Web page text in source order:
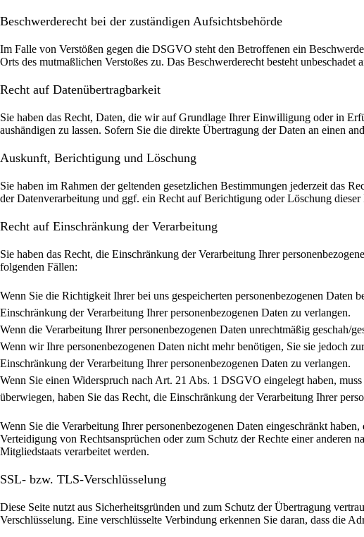
Beschwerde­recht bei der zuständigen Aufsichts­behörde
Im Falle von Verstößen gegen die DSGVO steht den Betroffenen ein
Orts des mutmaßlichen Verstoßes zu. Das Beschwerderecht besteht
Recht auf Daten­übertrag­barkeit
Sie haben das Recht, Daten, die wir auf Grundlage Ihrer Einwilligung oder in
aushändigen zu lassen. Sofern Sie die direkte Übertragung der Daten an einen
Auskunft, Berichtigung und Löschung
Sie haben im Rahmen der geltenden gesetzlichen Bestimmungen jederzeit das
der Datenverarbeitung und ggf. ein Recht auf Berichtigung oder Löschung
Recht auf Einschränkung der Verarbeitung
Sie haben das Recht, die Einschränkung der Verarbeitung Ihrer
folgenden Fällen:
Wenn Sie die Richtigkeit Ihrer bei uns gespeicherten personenbezogenen
Einschränkung der Verarbeitung Ihrer personenbezogenen Daten zu verlangen.
Wenn die Verarbeitung Ihrer personenbezogenen Daten unrechtmäßig geschah/
Wenn wir Ihre personenbezogenen Daten nicht mehr benötigen, Sie sie jedoch
Einschränkung der Verarbeitung Ihrer personenbezogenen Daten zu verlangen.
Wenn Sie einen Widerspruch nach Art. 21 Abs. 1 DSGVO eingelegt haben,
überwiegen, haben Sie das Recht, die Einschränkung der Verarbeitung Ihrer
Wenn Sie die Verarbeitung Ihrer personenbezogenen Daten eingeschränkt
Verteidigung von Rechtsansprüchen oder zum Schutz der Rechte einer anderen
Mitgliedstaats verarbeitet werden.
SSL- bzw. TLS-Verschlüsselung
Diese Seite nutzt aus Sicherheitsgründen und zum Schutz der Übertragung
Verschlüsselung. Eine verschlüsselte Verbindung erkennen Sie daran, dass die